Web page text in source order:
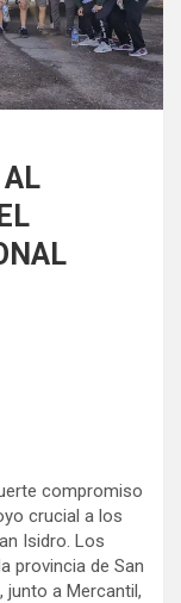
AL
compromiso
crucial a los
Isidro. Los
provincia de San
junto a Mercantil,